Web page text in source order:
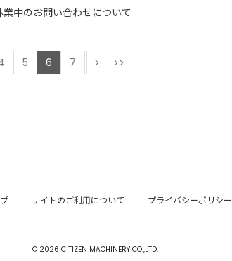
中のお問い合わせについて
5 6 7 次
サイトのご利用について プライバシーポリシー
© 2026 CITIZEN MACHINERY CO.,LTD.